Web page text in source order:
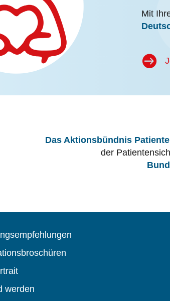
Mit
Das Aktionsbündnis
der
werden